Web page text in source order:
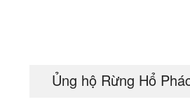
Ủng hộ Rừng Hổ